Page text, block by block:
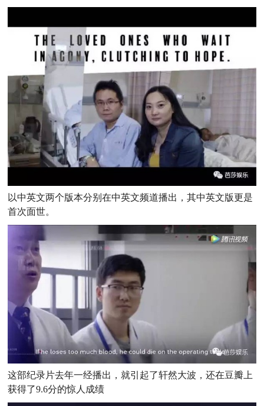
以中英文两个版本分别在中英文频道播出，其中英文版更是
首次面世。
这部纪录片去年一经播出，就引起了轩然大波，还在豆瓣上
获得了9.6分的惊人成绩